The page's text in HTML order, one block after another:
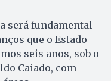
será fundamental
que o Estado
seis anos, sob o
Caiado, com